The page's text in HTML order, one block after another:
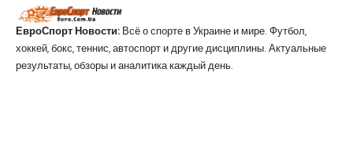
ЕвроСпорт Новости: Всё о спорте в Украине и мире. Футбол,
хоккей, бокс, теннис, автоспорт и другие дисциплины. Актуальные
результаты, обзоры и аналитика каждый день.